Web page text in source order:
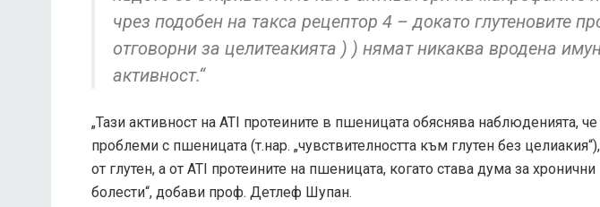
чрез подобен на такса рецептор 4 – докато глутеновите
отговорни за целитеакията ) ) нямат никаква вродена
активност.“
„Тази активност на ATI протеините в пшеницата обяснява наблюденията,
проблеми с пшеницата (т.нар. „чувствителността към глутен без
от глутен, а от ATI протеините на пшеницата, когато става дума за
болести“, добави проф. Детлеф Шупан.